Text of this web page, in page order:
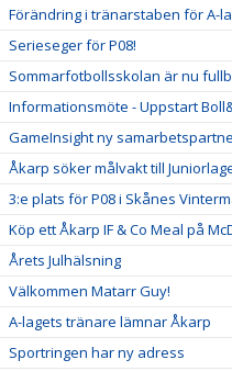
Förändring i tränarstaben för A-
Serieseger för P08!
Sommarfotbollsskolan är nu
Informationsmöte - Uppstart
GameInsight ny
Åkarp söker målvakt till
3:e plats för P08 i Skånes
Köp ett Åkarp IF & Co Meal på
Årets Julhälsning
Välkommen Matarr Guy!
A-lagets tränare lämnar Åkarp
Sportringen har ny adress